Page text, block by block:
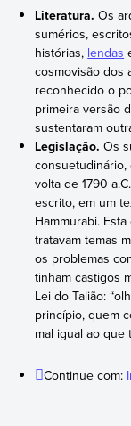
Literatura.Os
sumérios,
histórias, lendas
cosmovisão dos
reconhecido o
primeira versão
sustentaram
Legislação. Os
consuetudinário,
volta de 1790
escrito, em um
Hammurabi.
tratavam temas
os problemas
tinham castigos
Lei do Talião:
princípio, quem
mal igual ao que
Continue com: